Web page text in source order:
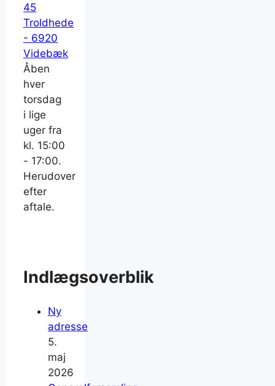
45
Troldhede
- 6920
Videbæk
Åben
hver
torsdag
i lige
uger fra
kl. 15:00
- 17:00.
Herudover
efter
aftale.
Indlægsoverblik
Ny
adresse
5.
maj
2026